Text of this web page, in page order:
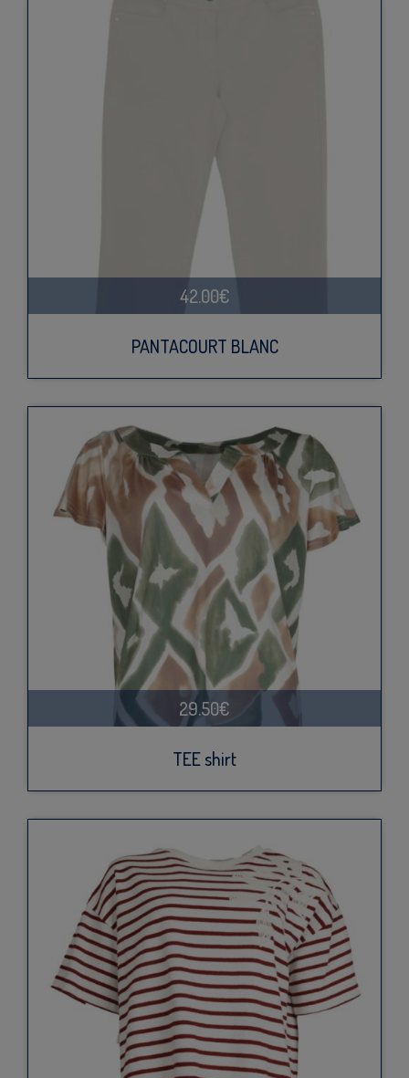
42.00€
PANTACOURT BLANC
29.50€
TEE shirt